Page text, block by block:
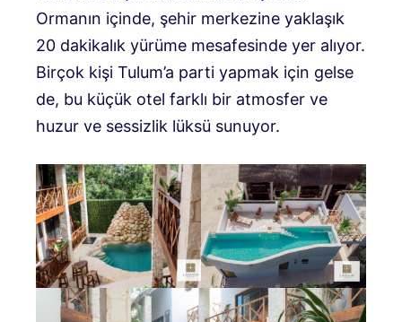
Ormanın içinde, şehir merkezine yaklaşık
20 dakikalık yürüme mesafesinde yer alıyor.
Birçok kişi Tulum’a parti yapmak için gelse
de, bu küçük otel farklı bir atmosfer ve
huzur ve sessizlik lüksü sunuyor.